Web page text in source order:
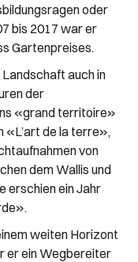
oder
bis 2017 war er
Gartenpreises.
auch in
der
«grand territoire»
«L’art de la terre»,
von
dem Wallis und
erschien ein Jahr
weiten Horizont
er ein Wegbereiter